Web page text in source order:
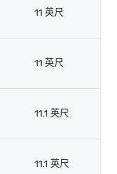
11 英尺
11 英尺
11.1 英尺
11.1 英尺